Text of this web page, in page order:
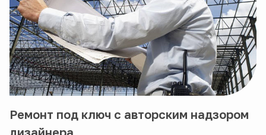
Ремонт под ключ с авторским надзором